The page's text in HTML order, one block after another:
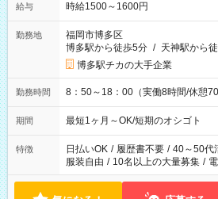
給与 時給1500～1600円
勤務地
福岡市博多区
博多駅から徒歩5分 / 天神駅から
博多駅チカの大手企業
勤務時間 8：50～18：00（実働8時間/休憩70
期間 最短1ヶ月～OK/短期のオシゴト
特徴 日払いOK / 履歴書不要 / 40～50代
服装自由 / 10名以上の大量募集 /